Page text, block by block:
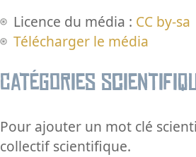
Licence du média : CC by-sa
Télécharger le média
Catégories
Pour ajouter un mot clé
collectif scientifique.